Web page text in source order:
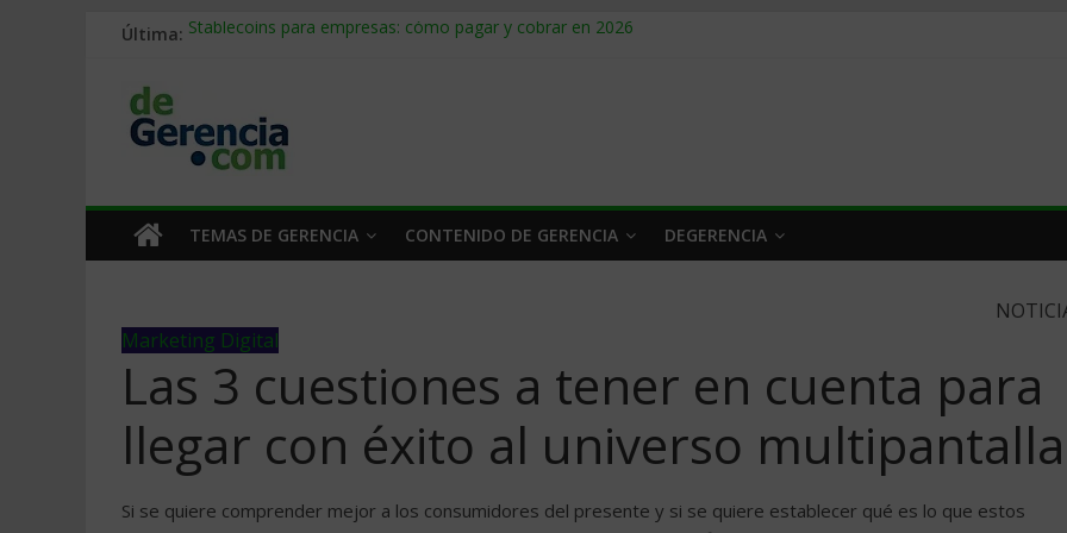
Última: Stablecoins para empresas: cómo pagar y cobrar en 2026
Trabajo forzoso en la cadena de suministro: qué hacer
Mercado hispano de EE. UU.: cómo segmentarlo y venderle
TEMAS DE GERENCIA CONTENIDO DE GERENCIA DEGERENCIA
Marketing Digital
Las 3 cuestiones a tener en cuenta para
llegar con éxito al universo multipantalla
Si se quiere comprender mejor a los consumidores del presente y si se quiere establecer qué es lo que estos